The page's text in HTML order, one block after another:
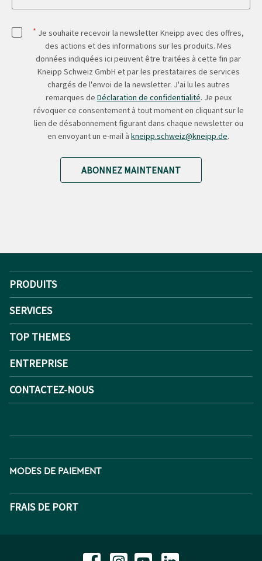
* Je souhaite recevoir la newsletter Kneipp avec des offres,
des actions et des informations sur les produits. Mes
données indiquées ici peuvent être traitées à cette fin par
Kneipp Schweiz GmbH et par les prestataires de services
chargés de l'envoi de la newsletter. J'ai lu les autres
remarques de Déclaration de confidentialité. Je peux
révoquer ce consentement à tout moment en cliquant sur le
lien de désabonnement figurant dans chaque newsletter ou
en envoyant un e-mail à kneipp.schweiz@kneipp.de.
ABONNEZ MAINTENANT
PRODUITS
SERVICES
TOP THEMES
ENTREPRISE
CONTACTEZ-NOUS
MODES DE PAIEMENT
FRAIS DE PORT